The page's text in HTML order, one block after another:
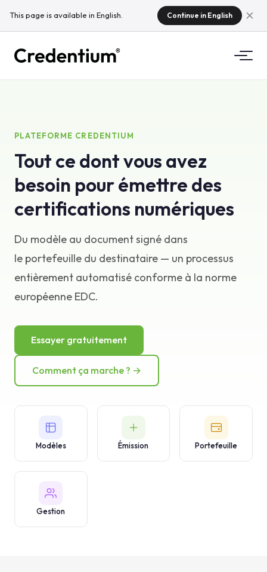
This page is available in English. Continue in English
Pourquoi Credentium
À propos de CloudTeam
Pour les universités
Pour les organismes de formation
Pour les organisateurs d'événements
Que sont les micro-certifications ?
Normes et intégrations
Base de connaissances
PLATEFORME CREDENTIUM
Tout ce dont vous avez
besoin pour émettre des
certifications numériques
Du modèle au document signé dans
le portefeuille du destinataire — un processus
entièrement automatisé conforme à la norme
européenne EDC.
Essayer gratuitement
Comment ça marche ? →
Modèles Émission Portefeuille
Gestion